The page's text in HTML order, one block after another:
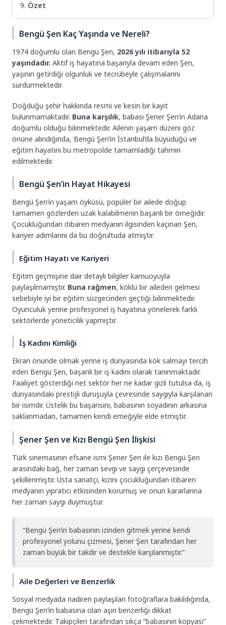
Özet
Bengü Şen Kaç Yaşında ve Nereli?
1974 doğumlu olan Bengü Şen, 2026 yılı itibarıyla 52
yaşındadır. Aktif iş hayatına başarıyla devam eden Şen,
yaşının getirdiği olgunluk ve tecrübeyle çalışmalarını
sürdürmektedir.
Doğduğu şehir hakkında resmi ve kesin bir kayıt
bulunmamaktadır. Buna karşılık, babası Şener Şen’in Adana
doğumlu olduğu bilinmektedir. Ailenin yaşam düzeni göz
önüne alındığında, Bengü Şen’in İstanbul’da büyüdüğü ve
eğitim hayatını bu metropolde tamamladığı tahmin
edilmektedir.
Bengü Şen’in Hayat Hikayesi
Bengü Şen’in yaşam öyküsü, popüler bir ailede doğup
tamamen gözlerden uzak kalabilmenin başarılı bir örneğidir.
Çocukluğundan itibaren medyanın ilgisinden kaçınan Şen,
kariyer adımlarını da bu doğrultuda atmıştır.
Eğitim Hayatı ve Kariyeri
Eğitim geçmişine dair detaylı bilgiler kamuoyuyla
paylaşılmamıştır. Buna rağmen, köklü bir aileden gelmesi
sebebiyle iyi bir eğitim süzgecinden geçtiği bilinmektedir.
Oyunculuk yerine profesyonel iş hayatına yönelerek farklı
sektörlerde yöneticilik yapmıştır.
İş Kadını Kimliği
Ekran önünde olmak yerine iş dünyasında kök salmayı tercih
eden Bengü Şen, başarılı bir iş kadını olarak tanınmaktadır.
Faaliyet gösterdiği net sektör her ne kadar gizli tutulsa da, iş
dünyasındaki prestijli duruşuyla çevresinde saygıyla karşılanan
bir isimdir. Üstelik bu başarısını, babasının soyadının arkasına
saklanmadan, tamamen kendi emeğiyle elde etmiştir.
Şener Şen ve Kızı Bengü Şen İlişkisi
Türk sinemasının efsane ismi Şener Şen ile kızı Bengü Şen
arasındaki bağ, her zaman sevgi ve saygı çerçevesinde
şekillenmiştir. Usta sanatçı, kızını çocukluğundan itibaren
medyanın yıpratıcı etkisinden korumuş ve onun kararlarına
her zaman saygı duymuştur.
“Bengü Şen’in babasının izinden gitmek yerine kendi
profesyonel yolunu çizmesi, Şener Şen tarafından her
zaman büyük bir takdir ve destekle karşılanmıştır.”
Aile Değerleri ve Benzerlik
Sosyal medyada nadiren paylaşılan fotoğraflara bakıldığında,
Bengü Şen’in babasına olan aşırı benzerliği dikkat
çekmektedir. Takipçileri tarafından sıkça “babasının kopyası”